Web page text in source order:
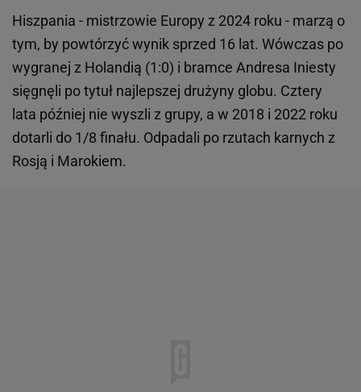
Hiszpania - mistrzowie Europy z 2024 roku - marzą o
tym, by powtórzyć wynik sprzed 16 lat. Wówczas po
wygranej z Holandią (1:0) i bramce Andresa Iniesty
sięgnęli po tytuł najlepszej drużyny globu. Cztery
lata później nie wyszli z grupy, a w 2018 i 2022 roku
dotarli do 1/8 finału. Odpadali po rzutach karnych z
Rosją i Marokiem.